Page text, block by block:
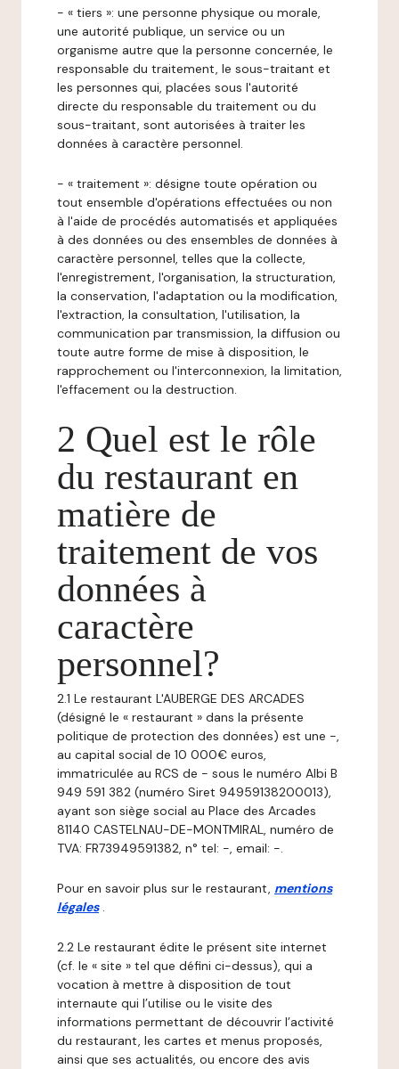
- « tiers »: une personne physique ou morale,
une autorité publique, un service ou un
organisme autre que la personne concernée, le
responsable du traitement, le sous-traitant et
les personnes qui, placées sous l'autorité
directe du responsable du traitement ou du
sous-traitant, sont autorisées à traiter les
données à caractère personnel.
- « traitement »: désigne toute opération ou
tout ensemble d'opérations effectuées ou non
à l'aide de procédés automatisés et appliquées
à des données ou des ensembles de données à
caractère personnel, telles que la collecte,
l'enregistrement, l'organisation, la structuration,
la conservation, l'adaptation ou la modification,
l'extraction, la consultation, l'utilisation, la
communication par transmission, la diffusion ou
toute autre forme de mise à disposition, le
rapprochement ou l'interconnexion, la limitation,
l'effacement ou la destruction.
2 Quel est le rôle
du restaurant en
matière de
traitement de vos
données à
caractère
personnel?
2.1 Le restaurant L'AUBERGE DES ARCADES
(désigné le « restaurant » dans la présente
politique de protection des données) est une -,
au capital social de 10 000€ euros,
immatriculée au RCS de - sous le numéro Albi B
949 591 382 (numéro Siret 94959138200013),
ayant son siège social au Place des Arcades
81140 CASTELNAU-DE-MONTMIRAL, numéro de
TVA: FR73949591382, n° tel: -, email: -.
Pour en savoir plus sur le restaurant, mentions
légales .
2.2 Le restaurant édite le présent site internet
(cf. le « site » tel que défini ci-dessus), qui a
vocation à mettre à disposition de tout
internaute qui l’utilise ou le visite des
informations permettant de découvrir l’activité
du restaurant, les cartes et menus proposés,
ainsi que ses actualités, ou encore des avis